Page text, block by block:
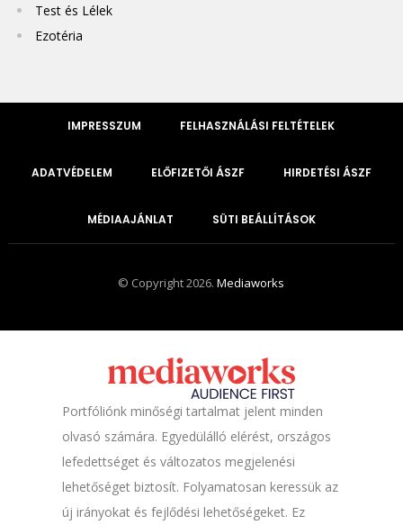
Test és Lélek
Ezotéria
IMPRESSZUM FELHASZNÁLÁSI FELTÉTELEK
ADATVÉDELEM ELŐFIZETŐI ÁSZF HIRDETÉSI ÁSZF
MÉDIAAJÁNLAT SÜTI BEÁLLÍTÁSOK
© Copyright 2026.Mediaworks
Portfóliónk minőségi tartalmat jelent minden
olvasó számára. Egyedülálló elérést, országos
lefedettséget és változatos megjelenési
lehetőséget biztosít. Folyamatosan keressük az
új irányokat és fejlődési lehetőségeket. Ez